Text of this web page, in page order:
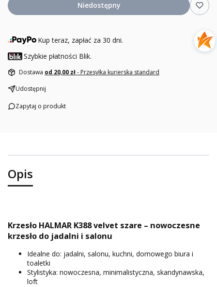
Niedostępny
Kup teraz, zapłać za 30 dni.
Szybkie płatności Blik.
Dostawa od 20,00 zł- Przesyłka kurierska standard
Udostępnij
Zapytaj o produkt
Opis
Krzesło HALMAR K388 velvet szare – nowoczesne
krzesło do jadalni i salonu
Idealne do: jadalni, salonu, kuchni, domowego biura i
toaletki
Stylistyka: nowoczesna, minimalistyczna, skandynawska,
loft